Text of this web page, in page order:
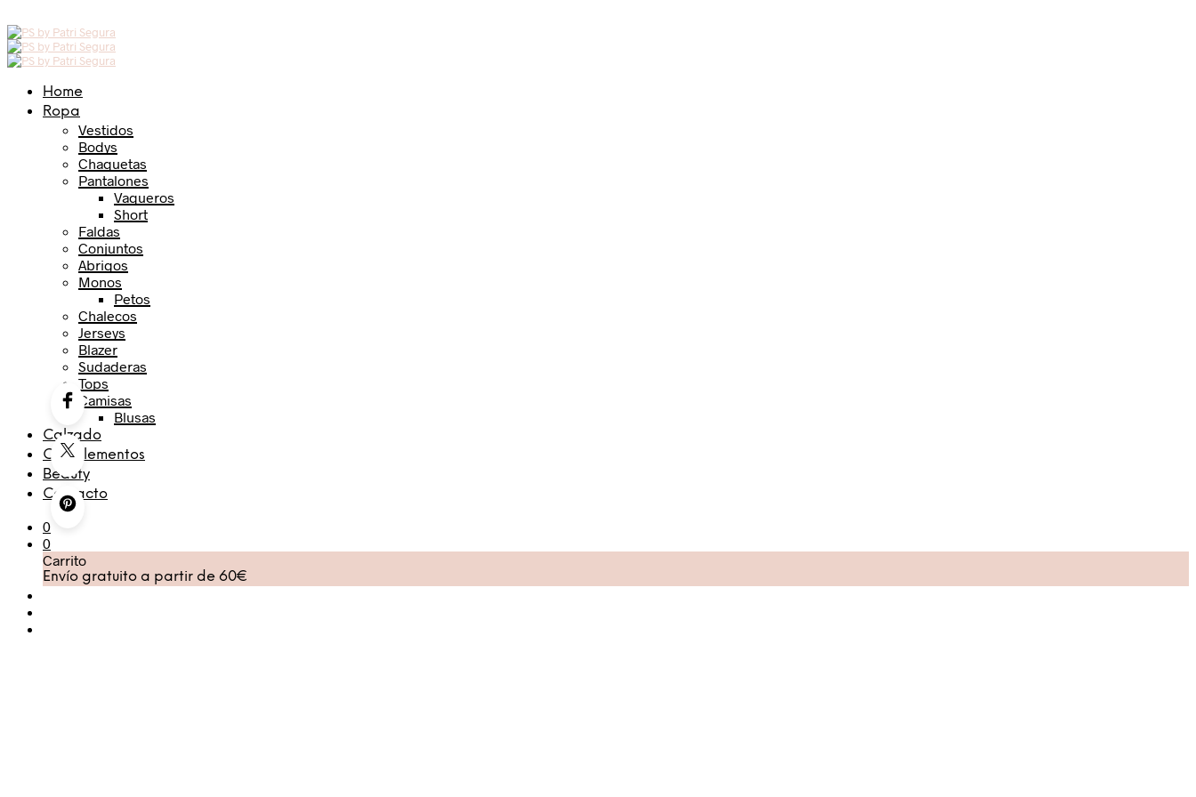
Home
Ropa
Vestidos
Bodys
Chaquetas
Pantalones
Vaqueros
Short
Faldas
Conjuntos
Abrigos
Monos
Petos
Chalecos
Jerseys
Blazer
Sudaderas
Tops
Camisas
Blusas
Calzado
Complementos
Beauty
Contacto
0
0
Carrito
Envío gratuito a partir de 60€